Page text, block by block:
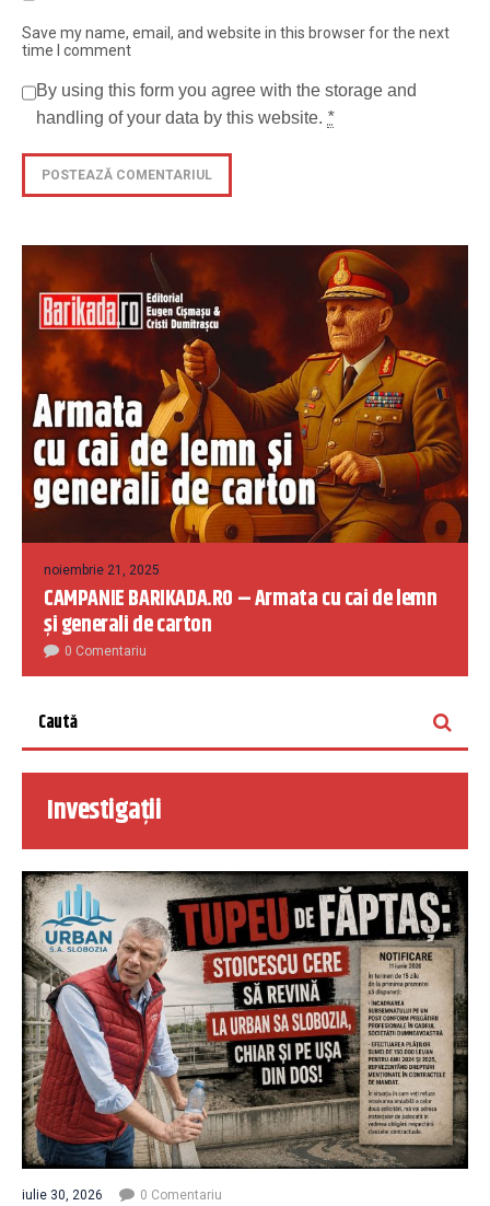
Save my name, email, and website in this browser for the next
time I comment
By using this form you agree with the storage and
handling of your data by this website. *
noiembrie 21, 2025
CAMPANIE BARIKADA.RO – Armata cu cai de lemn
și generali de carton
0 Comentariu
Investigații
iulie 30, 2026 0 Comentariu